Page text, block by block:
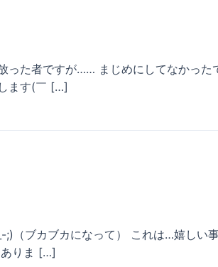
った者ですが…… まじめにしてなかっ
ます(￣ […]
（ブカブカになって） これは…嬉しい
りま […]